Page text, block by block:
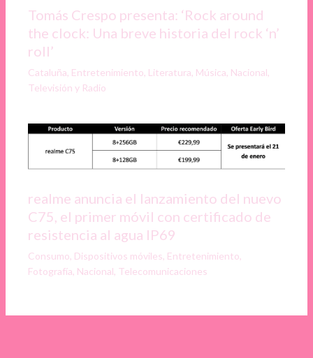
Tomás Crespo presenta: ‘Rock around
the clock: Una breve historia del rock ‘n’
roll’
Cataluña, Entretenimiento, Literatura, Música, Nacional,
Televisión y Radio
realme anuncia el lanzamiento del nuevo
C75, el primer móvil con certificado de
resistencia al agua IP69
Consumo, Dispositivos móviles, Entretenimiento,
Fotografía, Nacional, Telecomunicaciones